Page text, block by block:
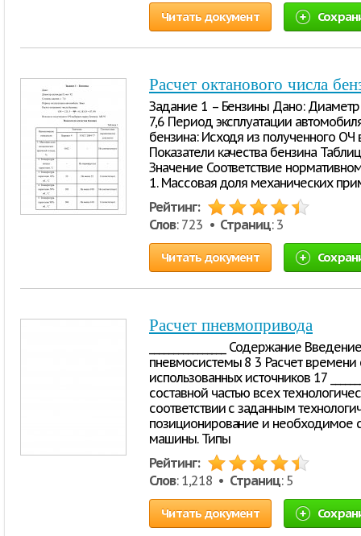
Читать документ
Расчет октанового числа
Задание 1 – Бензины Дано:
7,6 Период эксплуатации
бензина: Исходя из полученного
Показатели качества бензина
Значение Соответствие
1. Массовая доля механических
Рейтинг:
Слов: 723 • Страниц: 3
Читать документ
Расчет пневмопривода
________________ Содержание
пневмосистемы 8 3 Расчет
использованных источников 17
составной частью всех
соответствии с заданным
позиционирование и необходимое
машины. Типы
Рейтинг:
Слов: 1,218 • Страниц: 5
Читать документ